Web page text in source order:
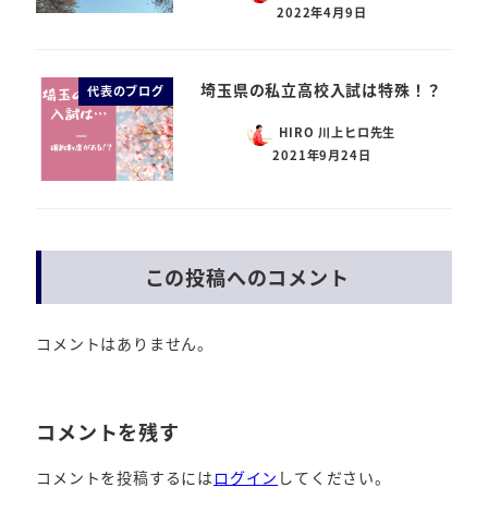
2022年4月9日
代表のブログ 埼玉県の私立高校入試は特殊！？
HIRO 川上ヒロ先生
2021年9月24日
この投稿へのコメント
コメントはありません。
コメントを残す
コメントを投稿するには ログイン してください。